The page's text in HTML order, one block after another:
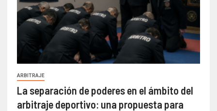
ARBITRAJE
La separación de poderes en el ámbito del
arbitraje deportivo: una propuesta para